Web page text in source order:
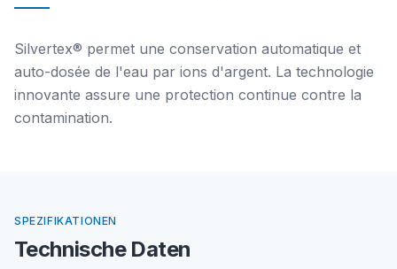
Silvertex® permet une conservation automatique et
auto-dosée de l'eau par ions d'argent. La technologie
innovante assure une protection continue contre la
contamination.
SPEZIFIKATIONEN
Technische Daten